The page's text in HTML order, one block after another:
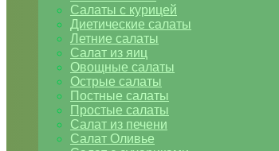
Салаты с курицей
Диетические салаты
Летние салаты
Салат из яиц
Овощные салаты
Острые салаты
Постные салаты
Простые салаты
Салат из печени
Салат Оливье